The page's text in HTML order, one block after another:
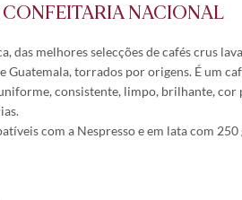
NACIONAL
das melhores selecções de cafés crus
Guatemala, torrados por origens. É um
consistente, limpo, brilhante, cor
com a Nespresso e em lata com 250